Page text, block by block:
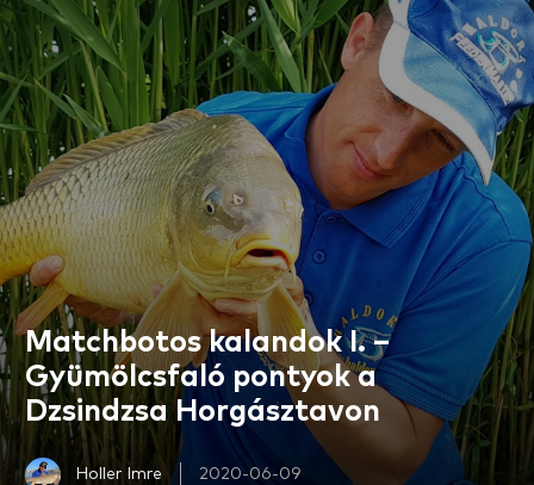
Matchbotos kalandok I. –
Gyümölcsfaló pontyok a
Dzsindzsa Horgásztavon
Holler Imre 2020-06-09